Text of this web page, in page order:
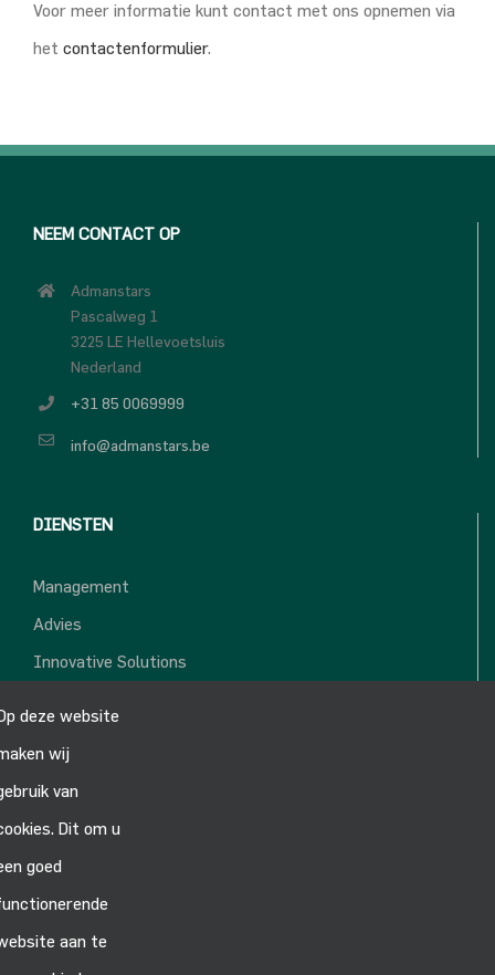
Voor meer informatie kunt contact met ons opnemen via
het contactenformulier.
NEEM CONTACT OP
Admanstars
Pascalweg 1
3225 LE Hellevoetsluis
Nederland
+31 85 0069999
info@admanstars.be
DIENSTEN
Management
Advies
Innovative Solutions
VOLG ONS:
ALGEMEEN
deze website
wij
van
Dit om u
goed
aan te